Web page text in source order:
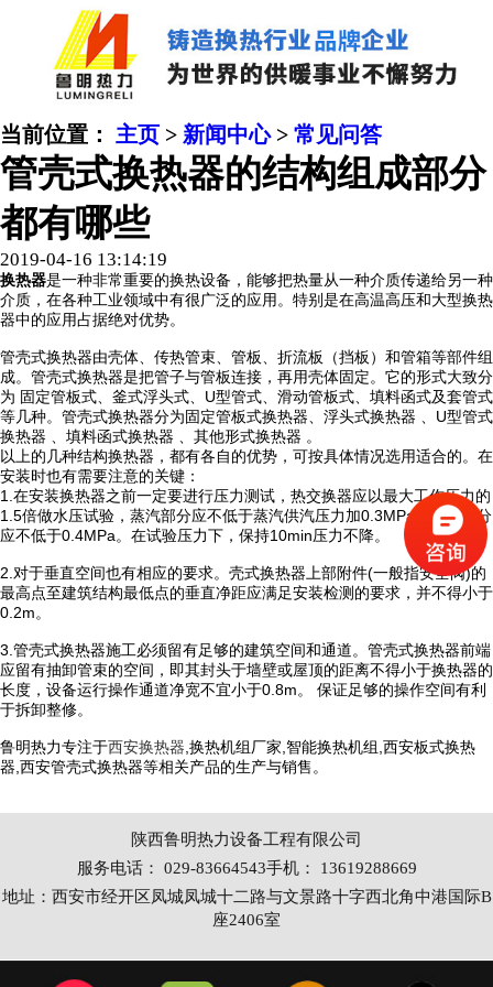
当前位置： 主页 > 新闻中心> 常见问答
管壳式换热器的结构组成部分
都有哪些
2019-04-16 13:14:19
换热器是一种非常重要的换热设备，能够把热量从一种介质传递给另一种
介质，在各种工业领域中有很广泛的应用。特别是在高温高压和大型换热
器中的应用占据绝对优势。
管壳式换热器由壳体、传热管束、管板、折流板（挡板）和管箱等部件组
成。管壳式换热器是把管子与管板连接，再用壳体固定。它的形式大致分
为 固定管板式、釜式浮头式、U型管式、滑动管板式、填料函式及套管式
等几种。管壳式换热器分为固定管板式换热器、浮头式换热器 、U型管式
换热器 、填料函式换热器 、其他形式换热器 。
以上的几种结构换热器，都有各自的优势，可按具体情况选用适合的。在
安装时也有需要注意的关键：
1.在安装换热器之前一定要进行压力测试，热交换器应以最大工作压力的
1.5倍做水压试验，蒸汽部分应不低于蒸汽供汽压力加0.3MPa；热水部分
应不低于0.4MPa。在试验压力下，保持10min压力不降。
2.对于垂直空间也有相应的要求。壳式换热器上部附件(一般指安全阀)的
最高点至建筑结构最低点的垂直净距应满足安装检测的要求，并不得小于
0.2m。
3.管壳式换热器施工必须留有足够的建筑空间和通道。管壳式换热器前端
应留有抽卸管束的空间，即其封头于墙壁或屋顶的距离不得小于换热器的
长度，设备运行操作通道净宽不宜小于0.8m。 保证足够的操作空间有利
于拆卸整修。
鲁明热力专注于西安换热器,换热机组厂家,智能换热机组,西安板式换热
器,西安管壳式换热器等相关产品的生产与销售。
陕西鲁明热力设备工程有限公司
服务电话： 029-83664543手机： 13619288669
地址：西安市经开区凤城凤城十二路与文景路十字西北角中港国际B
座2406室